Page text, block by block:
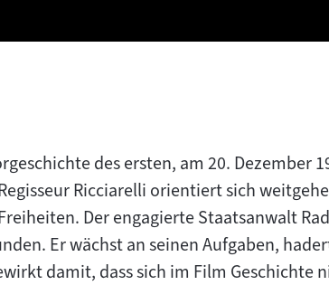
des ersten, am 20. Dezember
Ricciarelli orientiert sich
Der engagierte Staatsanwalt
Er wächst an seinen Aufgaben,
damit, dass sich im Film Geschichte